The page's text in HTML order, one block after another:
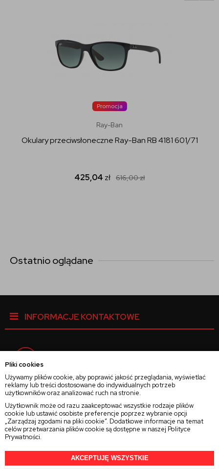
Pliki cookies
Używamy plików cookie, aby poprawić jakość przeglądania, wyświetlać
reklamy lub treści dostosowane do indywidualnych potrzeb
użytkowników oraz analizować ruch na stronie.
Użytkownik może od razu zaakceptować wszystkie rodzaje plików
cookie lub ustawić osobiste preferencje poprzez wybranie opcji
„Zarządzaj zgodami na pliki cookie”. Dodatkowe informacje na temat
celów przetwarzania plików cookie są dostępne w naszej Polityce
Prywatności.
AKCEPTUJĘ WSZYSTKIE
Promocja
Ray-Ban
Okulary przeciwsłoneczne Ray-Ban RB 4181 601/71
425,04 zł 616,00zł
Ostatnio oglądane
INFORMACJE KONTAKTOWE
Instagram
Twitter